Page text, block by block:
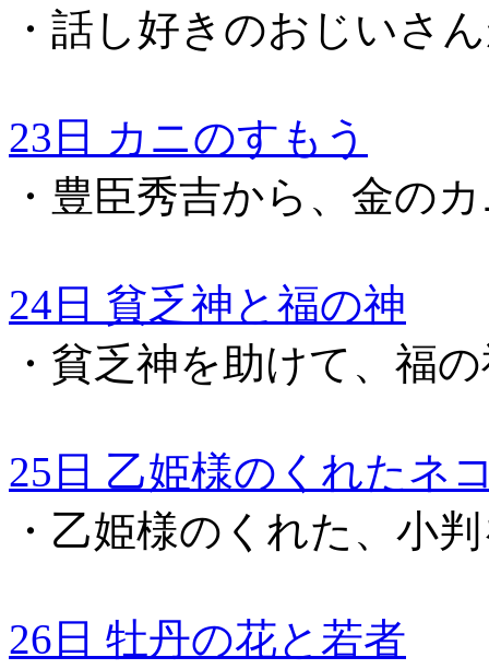
・話し好きのおじいさ
23日 カニのすもう
・豊臣秀吉から、金の
24日 貧乏神と福の神
・貧乏神を助けて、福
25日 乙姫様のくれたネ
・乙姫様のくれた、小
26日 牡丹の花と若者